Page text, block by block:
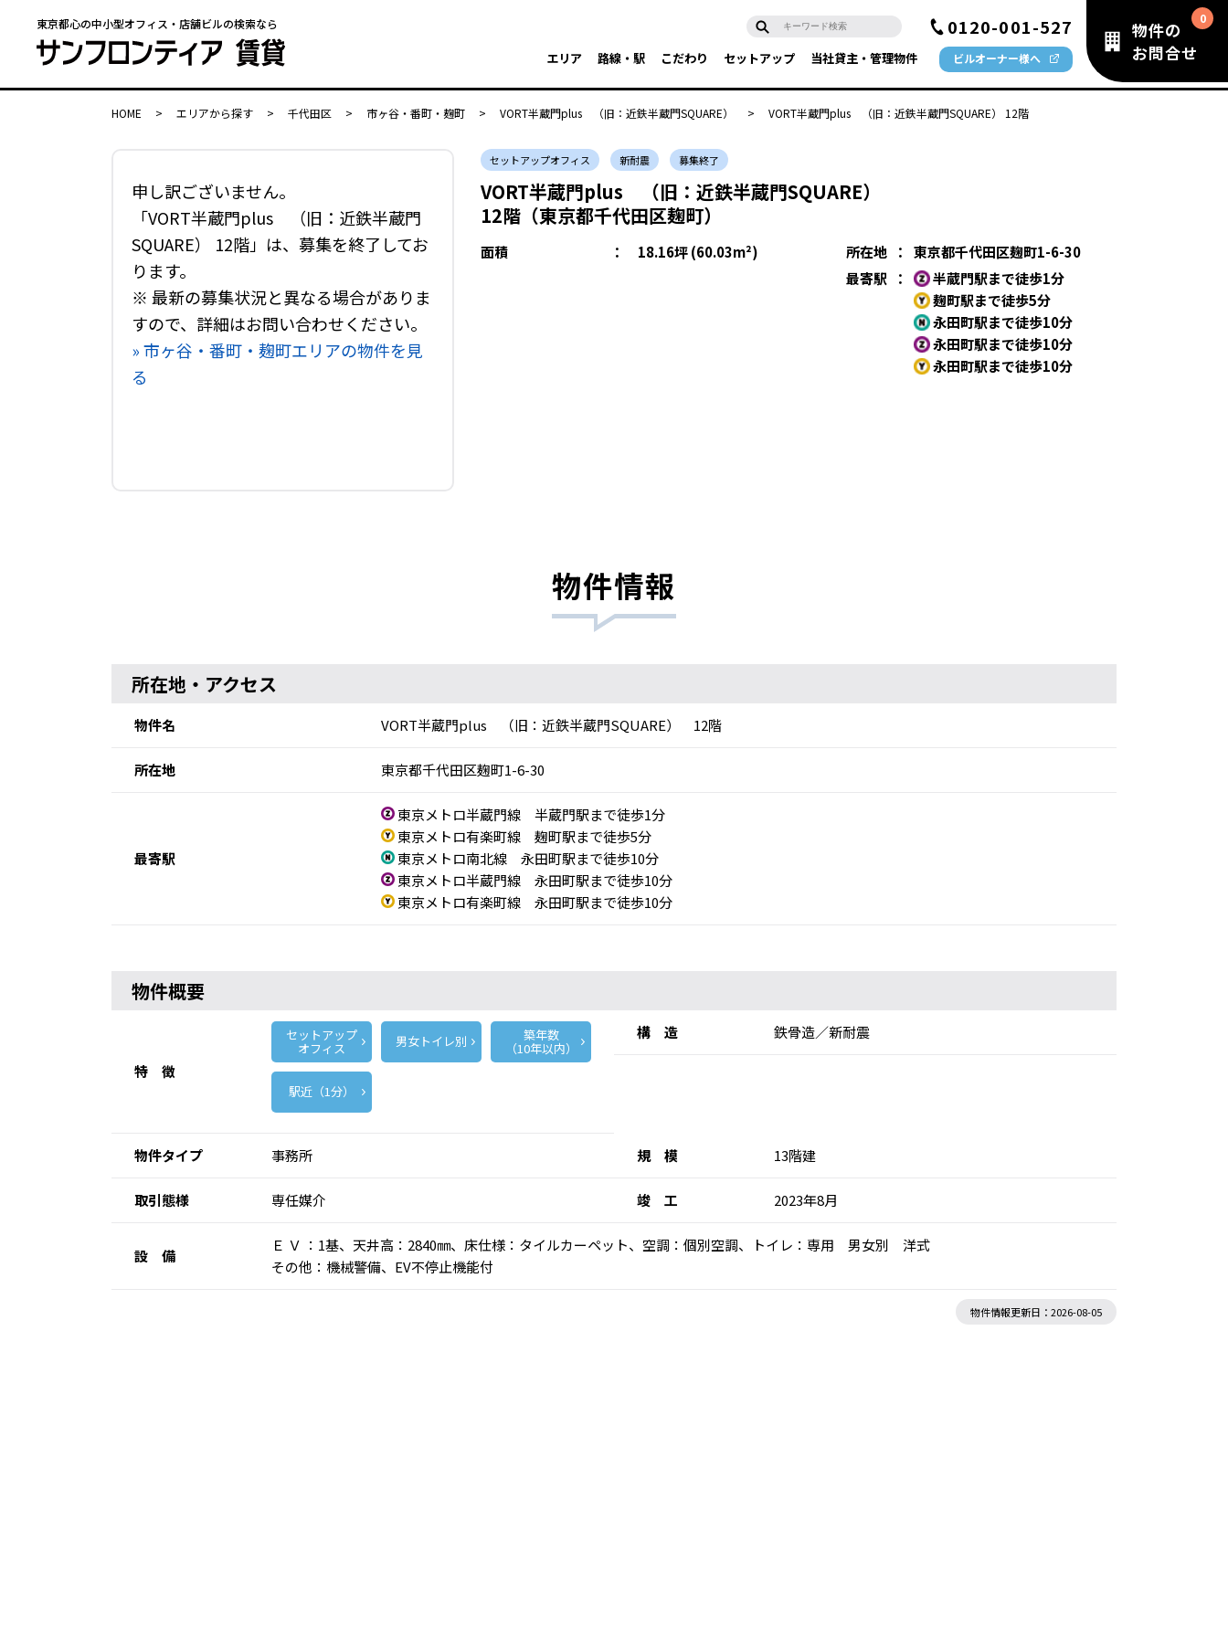
東京都心の中小型オフィス・店舗ビルの検索なら 0120-001-527
エリア 路線・駅 こだわり セットアップ 当社貸主・管理物件 ビルオーナー様へ
物件の
お問合せ
HOME > エリアから探す > 千代田区 > 市ヶ谷・番町・麹町 > VORT半蔵門plus （旧：近鉄半蔵門SQUARE） > VORT半蔵門plus （旧：近鉄半蔵門SQUARE） 12階
申し訳ございません。
「VORT半蔵門plus （旧：近鉄半蔵門
SQUARE） 12階」は、募集を終了してお
ります。
※ 最新の募集状況と異なる場合がありま
すので、詳細はお問い合わせください。
» 市ヶ谷・番町・麹町エリアの物件を見
る
セットアップオフィス 新耐震 募集終了
VORT半蔵門plus （旧：近鉄半蔵門SQUARE）
12階（東京都千代田区麹町）
面積 ： 18.16坪 (60.03m²) 所在地 ：
東京都千代田区麹町1-6-30
最寄駅
：
半蔵門駅まで徒歩1分
麹町駅まで徒歩5分
永田町駅まで徒歩10分
永田町駅まで徒歩10分
永田町駅まで徒歩10分
物件情報
所在地・アクセス
物件名 VORT半蔵門plus （旧：近鉄半蔵門SQUARE） 12階
所在地 東京都千代田区麹町1-6-30
最寄駅
東京メトロ半蔵門線 半蔵門駅まで徒歩1分
東京メトロ有楽町線 麹町駅まで徒歩5分
東京メトロ南北線 永田町駅まで徒歩10分
東京メトロ半蔵門線 永田町駅まで徒歩10分
東京メトロ有楽町線 永田町駅まで徒歩10分
物件概要
特 徴
セットアップ
オフィス 男女トイレ別 築年数
（10年以内）
駅近（1分）
構 造 鉄骨造／新耐震
物件タイプ 事務所 規 模 13階建
取引態様 専任媒介 竣 工 2023年8月
設 備
Ｅ Ｖ ：1基、天井高：2840㎜、床仕様：タイルカーペット、空調：個別空調、トイレ：専用 男女別 洋式
その他：機械警備、EV不停止機能付
物件情報更新日：2026-08-05